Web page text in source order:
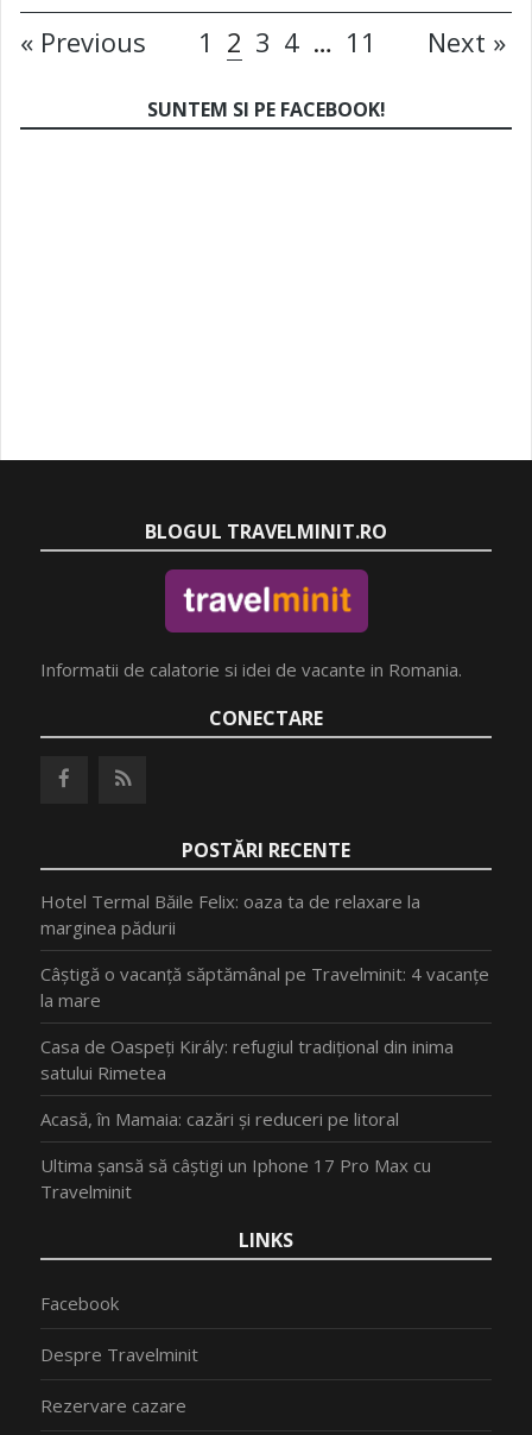
« Previous 1 2 3 4 … 11 Next »
SUNTEM SI PE FACEBOOK!
BLOGUL TRAVELMINIT.RO
Informatii de calatorie si idei de vacante in Romania.
CONECTARE
POSTĂRI RECENTE
Hotel Termal Băile Felix: oaza ta de relaxare la
marginea pădurii
Câștigă o vacanță săptămânal pe Travelminit: 4 vacanțe
la mare
Casa de Oaspeți Király: refugiul tradițional din inima
satului Rimetea
Acasă, în Mamaia: cazări și reduceri pe litoral
Ultima șansă să câștigi un Iphone 17 Pro Max cu
Travelminit
LINKS
Facebook
Despre Travelminit
Rezervare cazare